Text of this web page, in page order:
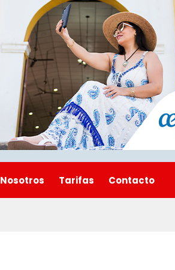
Nosotros Tarifas Contacto